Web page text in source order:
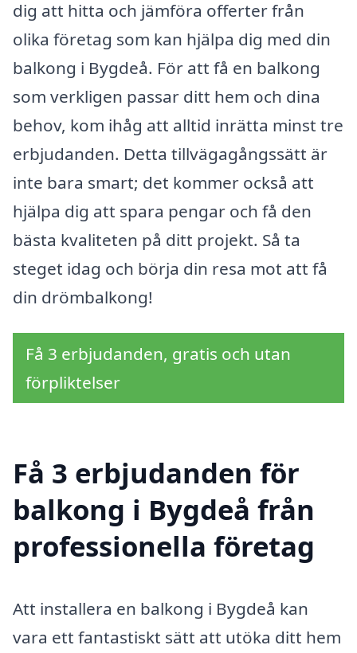
dig att hitta och jämföra offerter från
olika företag som kan hjälpa dig med din
balkong i Bygdeå. För att få en balkong
som verkligen passar ditt hem och dina
behov, kom ihåg att alltid inrätta minst tre
erbjudanden. Detta tillvägagångssätt är
inte bara smart; det kommer också att
hjälpa dig att spara pengar och få den
bästa kvaliteten på ditt projekt. Så ta
steget idag och börja din resa mot att få
din drömbalkong!
Få 3 erbjudanden, gratis och utan
förpliktelser
Få 3 erbjudanden för
balkong i Bygdeå från
professionella företag
Att installera en balkong i Bygdeå kan
vara ett fantastiskt sätt att utöka ditt hem